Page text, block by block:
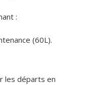
:
(60L).
les départs en